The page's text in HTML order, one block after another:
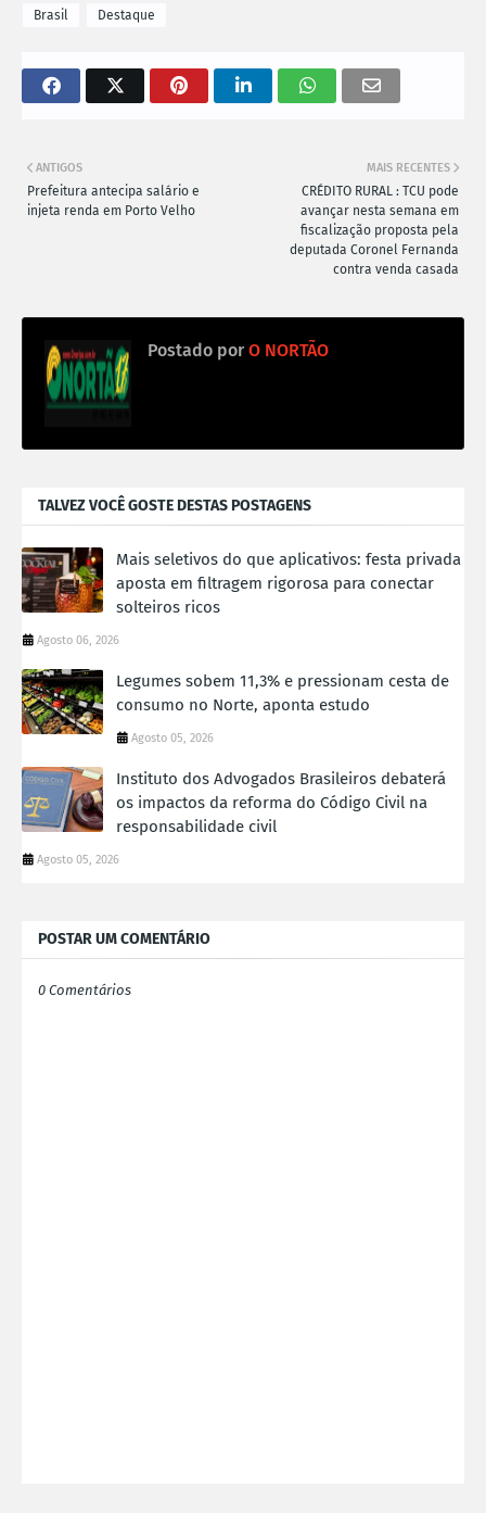
Brasil Destaque
MAIS RECENTES
CRÉDITO RURAL : TCU pode
avançar nesta semana em
fiscalização proposta pela
deputada Coronel Fernanda
contra venda casada
ANTIGOS
Prefeitura antecipa salário e
injeta renda em Porto Velho
Postado por O NORTÃO
TALVEZ VOCÊ GOSTE DESTAS POSTAGENS
Mais seletivos do que aplicativos: festa privada
aposta em filtragem rigorosa para conectar
solteiros ricos
Agosto 06, 2026
Legumes sobem 11,3% e pressionam cesta de
consumo no Norte, aponta estudo
Agosto 05, 2026
Instituto dos Advogados Brasileiros debaterá
os impactos da reforma do Código Civil na
responsabilidade civil
Agosto 05, 2026
POSTAR UM COMENTÁRIO
0 Comentários